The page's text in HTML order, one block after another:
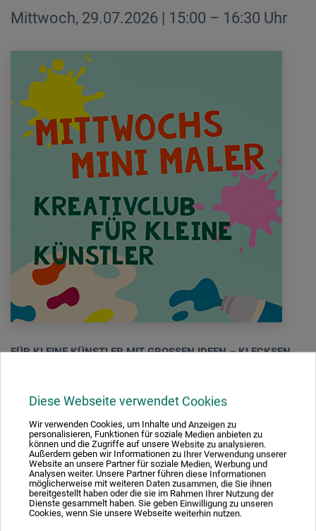
Diese Webseite verwendet Cookies
Wir verwenden Cookies, um Inhalte und Anzeigen zu
personalisieren, Funktionen für soziale Medien anbieten zu
können und die Zugriffe auf unsere Website zu analysieren.
Außerdem geben wir Informationen zu Ihrer Verwendung unserer
Website an unsere Partner für soziale Medien, Werbung und
Analysen weiter. Unsere Partner führen diese Informationen
möglicherweise mit weiteren Daten zusammen, die Sie ihnen
bereitgestellt haben oder die sie im Rahmen Ihrer Nutzung der
Dienste gesammelt haben. Sie geben Einwilligung zu unseren
Cookies, wenn Sie unsere Webseite weiterhin nutzen.
Mittwoch, 29.07.2026 | 15:00 – 16:30 Uhr
FÜR KLEINE KÜNSTLER MIT GROSSEN IDEEN – KLECKSEN
Jeden Mittwoch von 15:00 – 16:30 Uhr für Kinder von 5 bis 12
Jahren in Begleitung eines Erziehungsberechtigten.
Bitte Malkleidung und Getränk mitbringen. Um Anmeldung wird
gebeten:events.badreichenhall@boesner.com
UNKOSTENBEITRAG: 10,- € pro Kind in Begleitung eines
Erziehungsberechtigten.